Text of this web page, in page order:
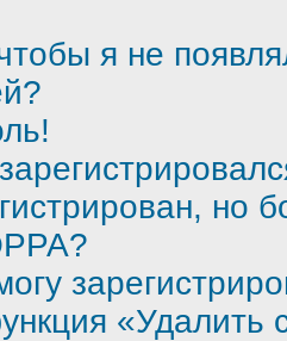
я не
но
«Удалить